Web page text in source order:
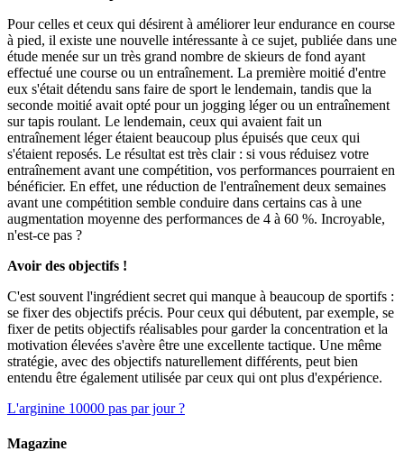
Pour celles et ceux qui désirent à améliorer leur endurance en course
à pied, il existe une nouvelle intéressante à ce sujet, publiée dans une
étude menée sur un très grand nombre de skieurs de fond ayant
effectué une course ou un entraînement. La première moitié d'entre
eux s'était détendu sans faire de sport le lendemain, tandis que la
seconde moitié avait opté pour un jogging léger ou un entraînement
sur tapis roulant. Le lendemain, ceux qui avaient fait un
entraînement léger étaient beaucoup plus épuisés que ceux qui
s'étaient reposés. Le résultat est très clair : si vous réduisez votre
entraînement avant une compétition, vos performances pourraient en
bénéficier. En effet, une réduction de l'entraînement deux semaines
avant une compétition semble conduire dans certains cas à une
augmentation moyenne des performances de 4 à 60 %. Incroyable,
n'est-ce pas ?
Avoir des objectifs !
C'est souvent l'ingrédient secret qui manque à beaucoup de sportifs :
se fixer des objectifs précis. Pour ceux qui débutent, par exemple, se
fixer de petits objectifs réalisables pour garder la concentration et la
motivation élevées s'avère être une excellente tactique. Une même
stratégie, avec des objectifs naturellement différents, peut bien
entendu être également utilisée par ceux qui ont plus d'expérience.
L'arginine 10000 pas par jour ?
Magazine